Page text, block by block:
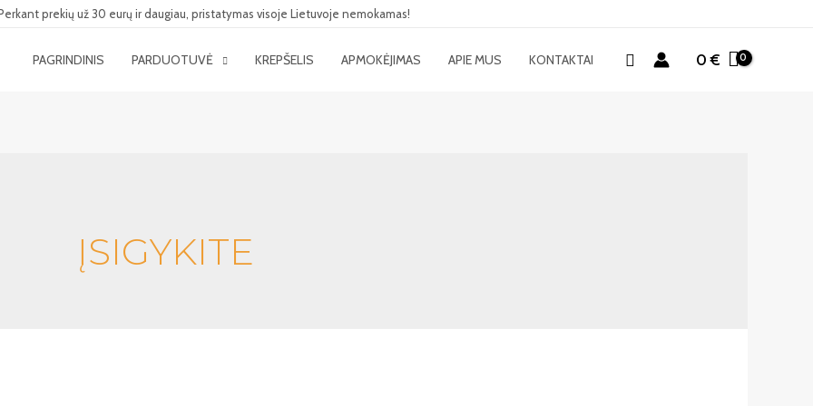
prekių už 30 eurų ir daugiau, pristatymas visoje Lietuvoje nemokamas!
PAGRINDINIS PARDUOTUVĖ KREPŠELIS APMOKĖJIMAS APIE MUS KONTAKTAI Paieška 0 €
ĮSIGYKITE